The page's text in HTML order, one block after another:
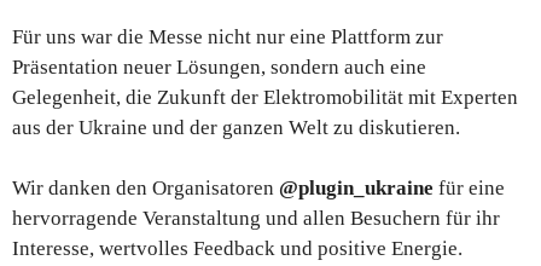
Für uns war die Messe nicht nur eine Plattform zur
Präsentation neuer Lösungen, sondern auch eine
Gelegenheit, die Zukunft der Elektromobilität mit Experten
aus der Ukraine und der ganzen Welt zu diskutieren.
Wir danken den Organisatoren @plugin_ukraine für eine
hervorragende Veranstaltung und allen Besuchern für ihr
Interesse, wertvolles Feedback und positive Energie.